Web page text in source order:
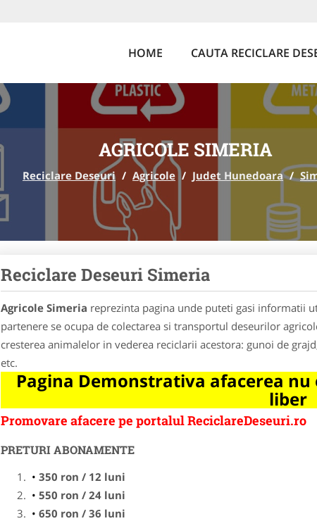
HOME CAUTA RECICLARE
AGRICOLE SIMERIA
Reciclare Deseuri / Agricole / Judet Hunedoara /
Reciclare Deseuri Simeria
Agricole Simeria reprezinta pagina unde puteti gasi informatii
partenere se ocupa de colectarea si transportul deseurilor
cresterea animalelor in vederea reciclarii acestora: gunoi de
etc.
Pagina Demonstrativa afacerea
liber
Promovare afacere pe portalul ReciclareDeseuri.ro
PRETURI ABONAMENTE
350 ron / 12 luni
550 ron / 24 luni
650 ron / 36 luni